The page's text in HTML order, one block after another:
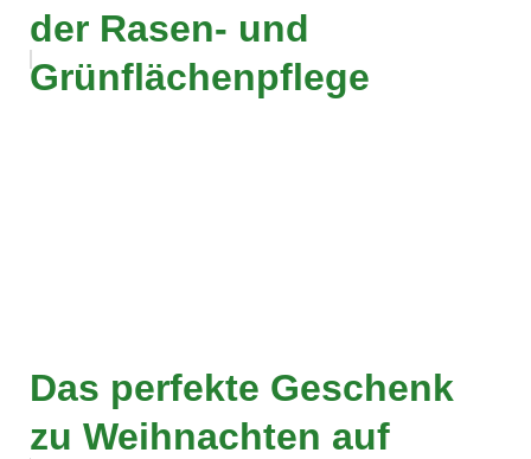
der Rasen- und
Grünflächenpflege
Das perfekte Geschenk
zu Weihnachten auf